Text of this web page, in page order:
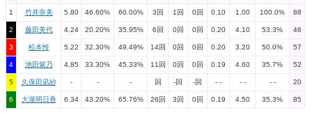
1 竹井奈美 5.80 46.60% 60.00% 3回 1回 0回 0.10 1.00 100.0% 88
2 藤田美代 4.24 20.20% 35.95% 6回 0回 0回 0.20 4.10 53.3% 46
3 松本怜 5.22 32.30% 49.49% 14回 0回 0回 0.20 3.20 50.0% 57
4 池田紫乃 4.85 33.30% 45.33% 11回 0回 0回 0.19 4.60 35.7% 52
5 久保田凪紗 - - - 回 -回 -回 - - - - - - 20
6 大瀧明日香 6.34 43.20% 65.76% 26回 3回 0回 0.19 4.50 35.3% 85